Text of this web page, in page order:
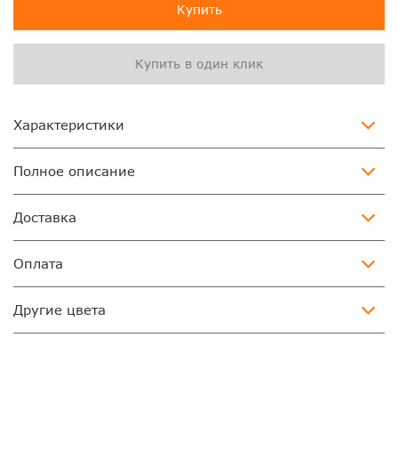
Купить
Купить в один клик
Характеристики
Полное описание
Доставка
Оплата
Другие цвета